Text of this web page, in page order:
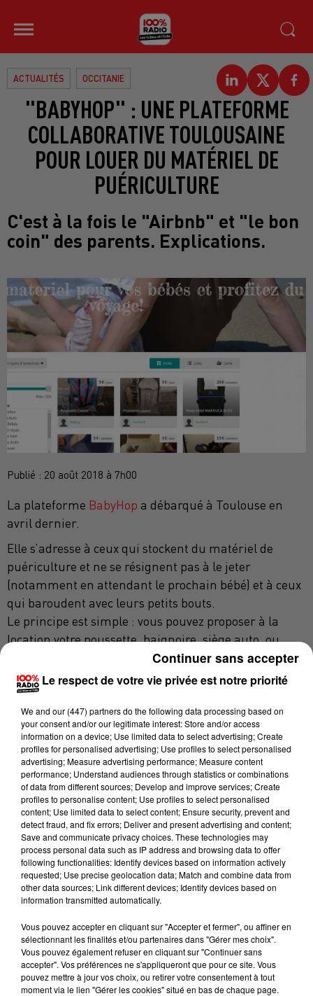
ACTUALITÉS OCCITANIE
"BABYHOP" : UNE PLATEFORME
COLLABORATIVE TOULOUSAINE
POUR LOUER DU MATÉRIEL DE
PUÉRICULTURE
C'est à la fois le "Airbnb" et "le bon
coin" des parents. Explications.
Publié : 20 août 2018 à 7h00
La plateforme BabyHop a débarqué à Toulouse en
avril dernier.
Elle s’adresse à ceux qui stockent du matériel de
puériculture et ne se résignent pas à le jeter
(notamment en attendant le prochain bébé) et à ceux
qui baroudent avec leurs petits bouts.
Le principe est simple : vous pouvez proposer à la
location votre poussette, baignoire, siège auto, ou
bien le louer si vous partez en vacances ou en week-
end sur votre lieu de voyage.
La location se fait au jour, à la semaine, ou au mois. Il
faut par exemple compter en moyenne 5 euros par
jour pour une poussette par exemple.
Il y a environ 1000 membres dans la communauté et
400 annonces qui vont de la Corse, à Paris et même
l’Espagne et l’Italie. En Occitanie, il y aussi Toulouse,
bien sûr, mais aussi le Tarn ou les Pyrénées-
Orientales.
L’inscription est gratuite et les fondateurs prennent
20% sur les transactions.
Réécouterles interviews de Karina Silva, 38 ans, qui
a fondé la plateforme et d'Emilie Togbedji, est
chargée de la strategie digitale, au micro 100% de
Le respect de votre vie privée est notre priorité
We and our (447) partnersdo the following data processing based on
your consent and/or our legitimate interest: Store and/or access
information on a device; Use limited data to select advertising; Create
profiles for personalised advertising; Use profiles to select personalised
advertising; Measure advertising performance; Measure content
performance; Understand audiences through statistics or combinations
of data from different sources; Develop and improve services; Create
profiles to personalise content; Use profiles to select personalised
content; Use limited data to select content; Ensure security, prevent and
detect fraud, and fix errors; Deliver and present advertising and content;
Save and communicate privacy choices. These technologies may
process personal data such as IP address and browsing data to offer
following functionalities: Identify devices based on information actively
requested; Use precise geolocation data; Match and combine data from
other data sources; Link different devices; Identify devices based on
information transmitted automatically.
Vous pouvez accepter en cliquant sur "Accepter et fermer", ou affiner en
sélectionnant les finalités et/ou partenaires dans "Gérer mes choix".
Vous pouvez également refuser en cliquant sur "Continuer sans
accepter". Vos préférences ne s'appliqueront que pour ce site. Vous
pouvez mettre à jour vos choix, ou retirer votre consentement à tout
moment via le lien "Gérer les cookies" situé en bas de chaque page.
Continuer sans accepter